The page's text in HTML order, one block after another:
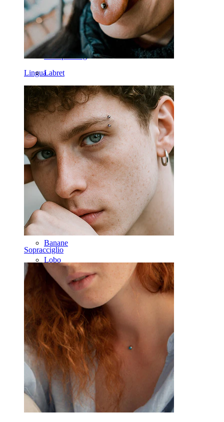
Lingua
Sopracciglio
Orecchio
Septum
Oro 14K
Fake piercing
Labret
Lingua
Naso
Tragus
Barbell
Rook
Daith
Ferri di cavallo
Cerchi
Attrezzi
Banane
Lobo
Titanio